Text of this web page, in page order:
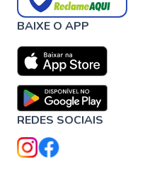
BAIXE O APP
REDES SOCIAIS